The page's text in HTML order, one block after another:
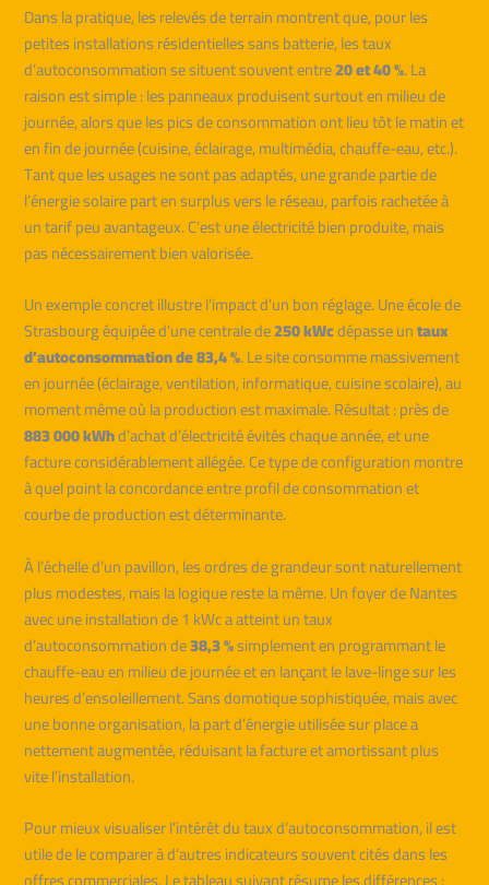
Dans la pratique, les relevés de terrain montrent que, pour les
petites installations résidentielles sans batterie, les taux
d’autoconsommation se situent souvent entre20 et 40 %. La
raison est simple : les panneaux produisent surtout en milieu de
journée, alors que les pics de consommation ont lieu tôt le matin et
en fin de journée (cuisine, éclairage, multimédia, chauffe-eau, etc.).
Tant que les usages ne sont pas adaptés, une grande partie de
l’énergie solaire part en surplus vers le réseau, parfois rachetée à
un tarif peu avantageux. C’est une électricité bien produite, mais
pas nécessairement bien valorisée.
Un exemple concret illustre l’impact d’un bon réglage. Une école de
Strasbourg équipée d’une centrale de250 kWcdépasse untaux
d’autoconsommation de 83,4 %. Le site consomme massivement
en journée (éclairage, ventilation, informatique, cuisine scolaire), au
moment même où la production est maximale. Résultat : près de
883 000 kWhd’achat d’électricité évités chaque année, et une
facture considérablement allégée. Ce type de configuration montre
à quel point la concordance entre profil de consommation et
courbe de production est déterminante.
À l’échelle d’un pavillon, les ordres de grandeur sont naturellement
plus modestes, mais la logique reste la même. Un foyer de Nantes
avec une installation de 1 kWc a atteint un taux
d’autoconsommation de38,3 %simplement en programmant le
chauffe-eau en milieu de journée et en lançant le lave-linge sur les
heures d’ensoleillement. Sans domotique sophistiquée, mais avec
une bonne organisation, la part d’énergie utilisée sur place a
nettement augmentée, réduisant la facture et amortissant plus
vite l’installation.
Pour mieux visualiser l’intérêt du taux d’autoconsommation, il est
utile de le comparer à d’autres indicateurs souvent cités dans les